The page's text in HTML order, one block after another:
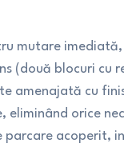
mutare imediată,
(două blocuri cu
amenajată cu
eliminând orice
acoperit,